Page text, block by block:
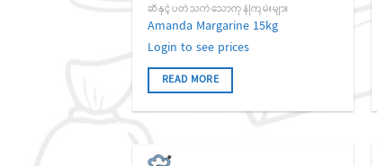
ဆီနှင့်ပတ်သက်သောကုန်ကြမ်းများ
Amanda Margarine 15kg
Login to see prices
READ MORE